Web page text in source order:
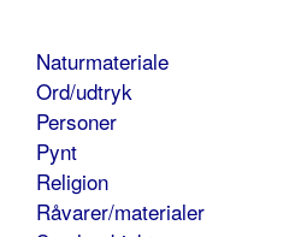
Naturmateriale
Ord/udtryk
Personer
Pynt
Religion
Råvarer/materialer